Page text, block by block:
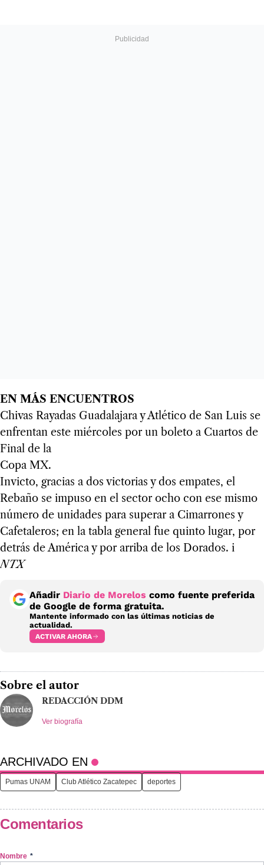
EN MÁS ENCUENTROS
Chivas Rayadas Guadalajara y Atlético de San Luis se
enfrentan este miércoles por un boleto a Cuartos de
Final de la
Copa MX.
Invicto, gracias a dos victorias y dos empates, el
Rebaño se impuso en el sector ocho con ese mismo
número de unidades para superar a Cimarrones y
Cafetaleros; en la tabla general fue quinto lugar, por
detrás de América y por arriba de los Dorados. i
NTX
Añadir Diario de Morelos como fuente preferida
de Google de forma gratuita.
Mantente informado con las últimas noticias de
actualidad.
ACTIVAR AHORA
Sobre el autor
REDACCIÓN DDM
Ver biografía
ARCHIVADO EN
Pumas UNAM Club Atlético Zacatepec deportes
Comentarios
Nombre *